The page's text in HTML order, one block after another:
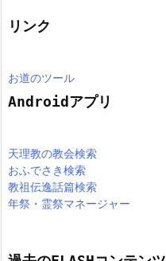
リンク
お道のツール
Androidアプリ
天理教の教会検索
おふでさき検索
教祖伝逸話篇検索
年祭・霊祭マネージャー